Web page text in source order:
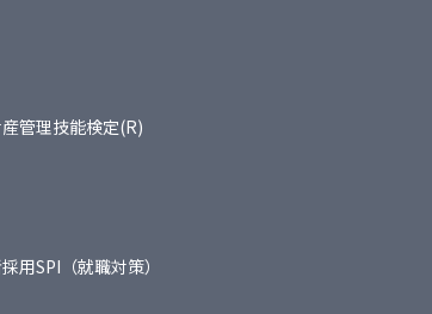
管理技能検定(R)
用SPI（就職対策）